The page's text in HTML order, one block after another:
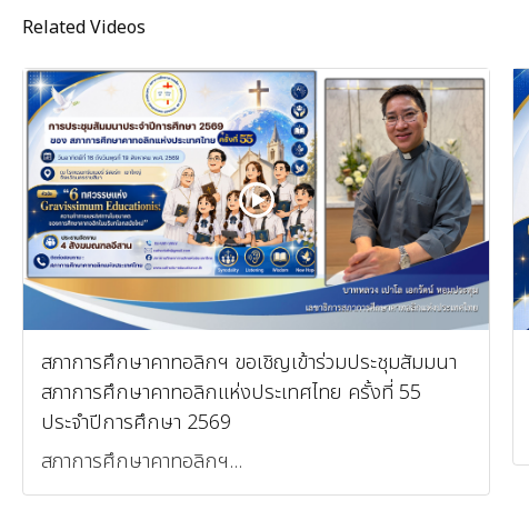
Related Videos
สภาการศึกษาคาทอลิกฯ ขอเชิญเข้าร่วมประชุมสัมมนา
สภาการศึกษาคาทอลิกแห่งประเทศไทย ครั้งที่ 55
ประจำปีการศึกษา 2569
สภาการศึกษาคาทอลิกฯ...